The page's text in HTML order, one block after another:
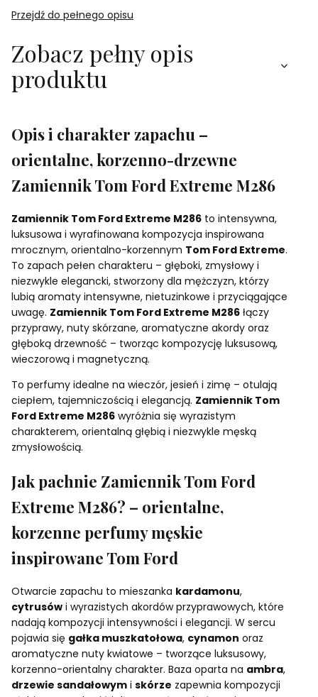
Przejdź do pełnego opisu
Zobacz pełny opis
produktu
Opis i charakter zapachu –
orientalne, korzenno-drzewne
Zamiennik Tom Ford Extreme M286
Zamiennik Tom Ford Extreme M286 to intensywna,
luksusowa i wyrafinowana kompozycja inspirowana
mrocznym, orientalno-korzennym Tom Ford Extreme.
To zapach pełen charakteru – głęboki, zmysłowy i
niezwykle elegancki, stworzony dla mężczyzn, którzy
lubią aromaty intensywne, nietuzinkowe i przyciągające
uwagę. Zamiennik Tom Ford Extreme M286 łączy
przyprawy, nuty skórzane, aromatyczne akordy oraz
głęboką drzewność – tworząc kompozycję luksusową,
wieczorową i magnetyczną.
To perfumy idealne na wieczór, jesień i zimę – otulają
ciepłem, tajemniczością i elegancją. Zamiennik Tom
Ford Extreme M286 wyróżnia się wyrazistym
charakterem, orientalną głębią i niezwykle męską
zmysłowością.
Jak pachnie Zamiennik Tom Ford
Extreme M286? – orientalne,
korzenne perfumy męskie
inspirowane Tom Ford
Otwarcie zapachu to mieszanka kardamonu,
cytrusów i wyrazistych akordów przyprawowych, które
nadają kompozycji intensywności i elegancji. W sercu
pojawia się gałka muszkatołowa, cynamon oraz
aromatyczne nuty kwiatowe – tworzące luksusowy,
korzenno-orientalny charakter. Baza oparta na ambra,
drzewie sandałowym i skórze zapewnia kompozycji